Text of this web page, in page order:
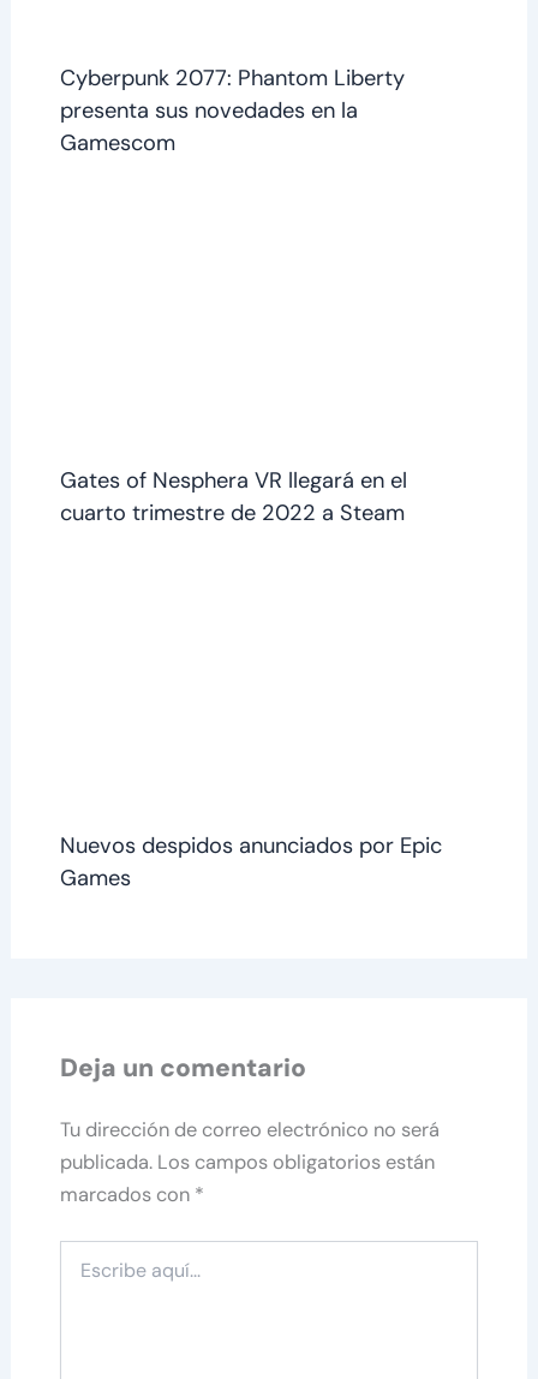
Cyberpunk 2077: Phantom Liberty
presenta sus novedades en la
Gamescom
Gates of Nesphera VR llegará en el
cuarto trimestre de 2022 a Steam
Nuevos despidos anunciados por Epic
Games
Deja un comentario
Tu dirección de correo electrónico no será
publicada. Los campos obligatorios están
marcados con *
aquí...